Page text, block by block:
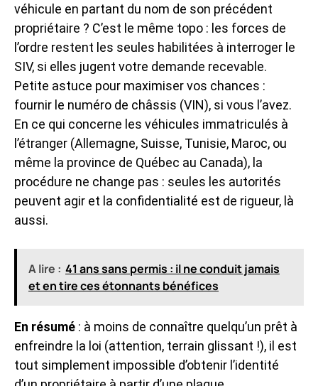
véhicule en partant du nom de son précédent
propriétaire ? C’est le même topo : les forces de
l’ordre restent les seules habilitées à interroger le
SIV, si elles jugent votre demande recevable.
Petite astuce pour maximiser vos chances :
fournir le numéro de châssis (VIN), si vous l’avez.
En ce qui concerne les véhicules immatriculés à
l’étranger (Allemagne, Suisse, Tunisie, Maroc, ou
même la province de Québec au Canada), la
procédure ne change pas : seules les autorités
peuvent agir et la confidentialité est de rigueur, là
aussi.
A lire : 41 ans sans permis : il ne conduit jamais
et en tire ces étonnants bénéfices
En résumé : à moins de connaître quelqu’un prêt à
enfreindre la loi (attention, terrain glissant !), il est
tout simplement impossible d’obtenir l’identité